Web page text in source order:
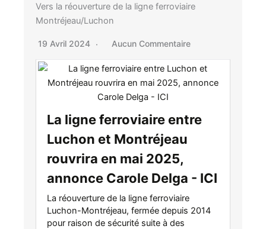
Vers la réouverture de la ligne ferroviaire
Montréjeau/Luchon
19 Avril 2024 Aucun Commentaire
La ligne ferroviaire entre
Luchon et Montréjeau
rouvrira en mai 2025,
annonce Carole Delga - ICI
La réouverture de la ligne ferroviaire
Luchon-Montréjeau, fermée depuis 2014
pour raison de sécurité suite à des